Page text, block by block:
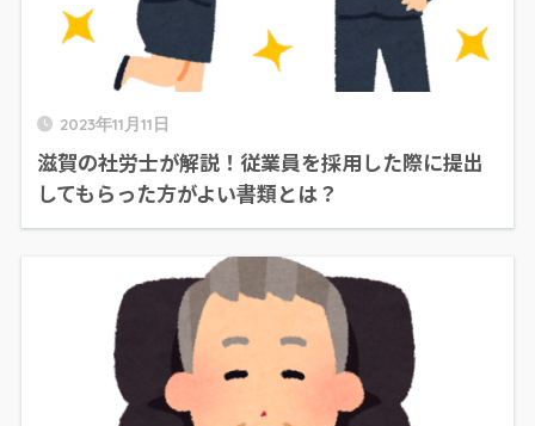
2023年11月11日
滋賀の社労士が解説！従業員を採用した際に提出
してもらった方がよい書類とは？